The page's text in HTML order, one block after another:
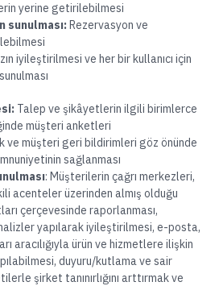
yerine getirilebilmesi
sunulması:Rezervasyon ve
iyileştirilmesi ve her bir kullanıcı için
Talep ve şikâyetlerin ilgili birimlerce
müşteri anketleri
ve müşteri geri bildirimleri göz önünde
sağlanması
: Müşterilerin çağrı merkezleri,
acenteler üzerinden almış olduğu
çerçevesinde raporlanması,
yapılarak iyileştirilmesi, e-posta,
aracılığıyla ürün ve hizmetlere ilişkin
duyuru/kutlama ve sair
şirket tanınırlığını arttırmak ve